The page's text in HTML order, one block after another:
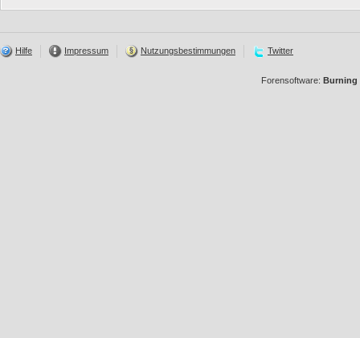
Hilfe Impressum Nutzungsbestimmungen Twitter
Forensoftware: Burning